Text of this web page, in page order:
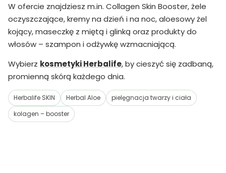
W ofercie znajdziesz m.in. Collagen Skin Booster, żele
oczyszczające, kremy na dzień i na noc, aloesowy żel
kojący, maseczkę z miętą i glinką oraz produkty do
włosów – szampon i odżywkę wzmacniającą.
Wybierz kosmetyki Herbalife, by cieszyć się zadbaną,
promienną skórą każdego dnia.
Herbalife SKIN Herbal Aloe
pielęgnacja twarzy i ciała
kolagen – booster